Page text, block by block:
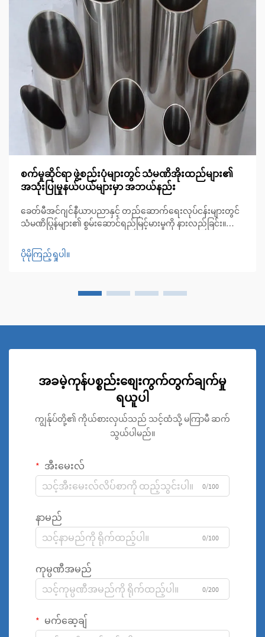
စက်မှုဆိုင်ရာ ဖွဲ့စည်းပုံများတွင် သံမဏိအိုးထည်များ၏
အသုံးပြုမှုနယ်ပယ်များမှာ အဘယ်နည်း
ခေတ်မီအင်ဂျင်နီယာပညာနှင့် တည်ဆောက်ရေးလုပ်ငန်းများတွင်
သံမဏိပြွန်များ၏ စွမ်းဆောင်ရည်မြင့်မားမှုကို နားလည်ခြင်း။
နယ်ပယ်တိုးတက်လာသည့်အလျောက် သံမဏိပြွန်များသည်
ခိုင်မာမှု၊ ခံနိုင်ရည်ရှိမှုနှင့် အသုံးဝင်မှုများကို ပေါင်းစပ်ထားသော မ
ပိုမိုကြည့်ရှုပါ။
အခမဲ့ကုန်ပစ္စည်းစျေးကွက်တွက်ချက်မှု
ရယူပါ
ကျွန်ုပ်တို့၏ ကိုယ်စားလှယ်သည် သင့်ထံသို့ မကြာမီ ဆက်
သွယ်ပါမည်။
အီးမေးလ်
0/100
နာမည်
0/100
ကုမ္ပဏီအမည်
0/200
မက်ဆေ့ချ်